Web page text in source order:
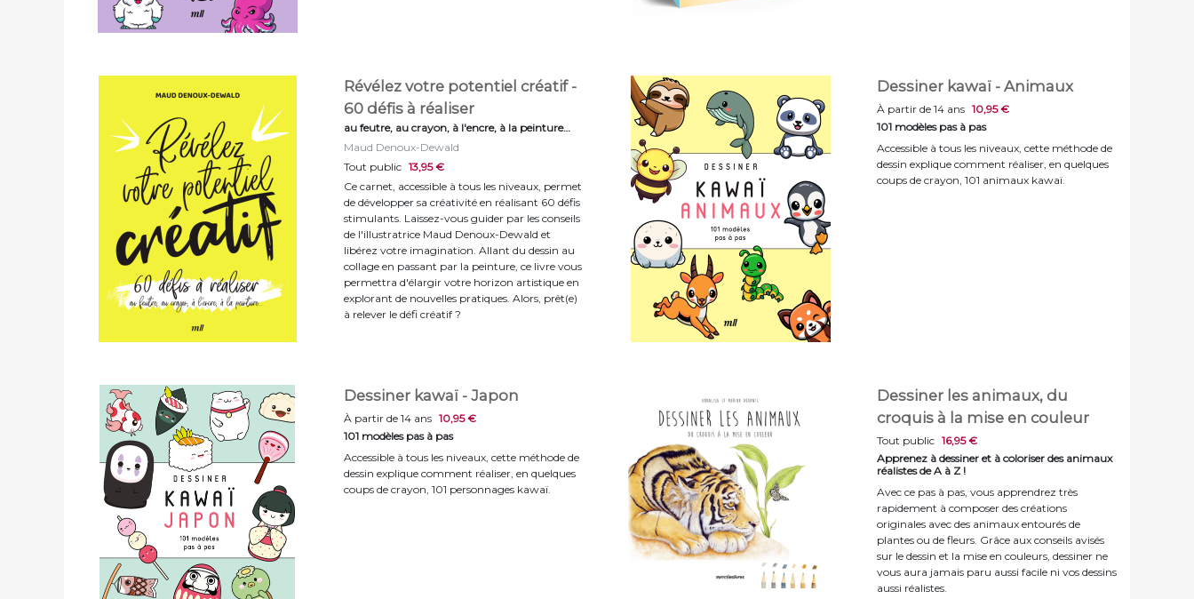
Révélez votre potentiel créatif -
60 défis à réaliser
au feutre, au crayon, à l'encre, à la peinture…
Maud Denoux-Dewald
Tout public 13,95 €
Ce carnet, accessible à tous les niveaux, permet
de développer sa créativité en réalisant 60 défis
stimulants. Laissez-vous guider par les conseils
de l'illustratrice Maud Denoux-Dewald et
libérez votre imagination. Allant du dessin au
collage en passant par la peinture, ce livre vous
permettra d'élargir votre horizon artistique en
explorant de nouvelles pratiques. Alors, prêt(e)
à relever le défi créatif ?
Dessiner kawaï - Animaux
À partir de 14 ans 10,95 €
101 modèles pas à pas
Accessible à tous les niveaux, cette méthode de
dessin explique comment réaliser, en quelques
coups de crayon, 101 animaux kawaï.
Dessiner kawaï - Japon
À partir de 14 ans 10,95 €
101 modèles pas à pas
Accessible à tous les niveaux, cette méthode de
dessin explique comment réaliser, en quelques
coups de crayon, 101 personnages kawaï.
Dessiner les animaux, du
croquis à la mise en couleur
Tout public 16,95 €
Apprenez à dessiner et à coloriser des animaux
réalistes de A à Z !
Avec ce pas à pas, vous apprendrez très
rapidement à composer des créations
originales avec des animaux entourés de
plantes ou de fleurs. Grâce aux conseils avisés
sur le dessin et la mise en couleurs, dessiner ne
vous aura jamais paru aussi facile ni vos dessins
aussi réalistes.